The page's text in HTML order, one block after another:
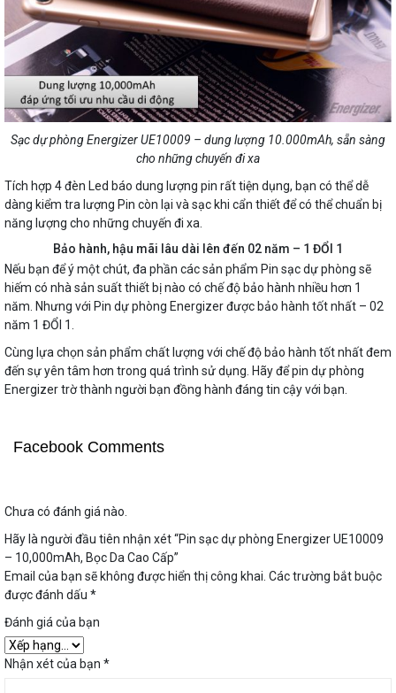
Sạc dự phòng Energizer UE10009 – dung lượng 10.000mAh, sẵn sàng
cho những chuyến đi xa
Tích hợp 4 đèn Led báo dung lượng pin rất tiện dụng, bạn có thể dễ
dàng kiểm tra lượng Pin còn lại và sạc khi cẩn thiết để có thể chuẩn bị
năng lượng cho những chuyến đi xa.
Bảo hành, hậu mãi lâu dài lên đến 02 năm – 1 ĐỔI 1
Nếu bạn để ý một chút, đa phần các sản phẩm Pin sạc dự phòng sẽ
hiếm có nhà sản suất thiết bị nào có chế độ bảo hành nhiều hơn 1
năm. Nhưng với Pin dự phòng Energizer được bảo hành tốt nhất – 02
năm 1 ĐỔI 1.
Cùng lựa chọn sản phẩm chất lượng với chế độ bảo hành tốt nhất đem
đến sự yên tâm hơn trong quá trình sử dụng. Hãy để pin dự phòng
Energizer trờ thành người bạn đồng hành đáng tin cậy với bạn.
Facebook Comments
Chưa có đánh giá nào.
Hãy là người đầu tiên nhận xét “Pin sạc dự phòng Energizer UE10009
– 10,000mAh, Bọc Da Cao Cấp”
Email của bạn sẽ không được hiển thị công khai. Các trường bắt buộc
được đánh dấu *
Đánh giá của bạn
Nhận xét của bạn *